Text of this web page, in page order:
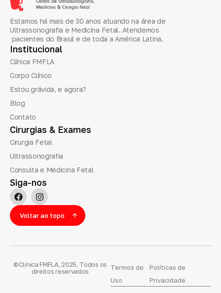
Estamos há mais de 30 anos atuando na área de
Ultrassonografia e Medicina Fetal. Atendemos
pacientes do Brasil e de toda a América Latina.
Institucional
Clínica FMFLA
Corpo Clínico
Estou grávida, e agora?
Blog
Contato
Cirurgias & Exames
Cirurgia Fetal
Ultrassonografia
Consulta e Medicina Fetal
Siga-nos
Voltar ao topo
©Clínica FMFLA, 2025. Todos os
direitos reservados
Termos de
Uso
Políticas de
Privacidade